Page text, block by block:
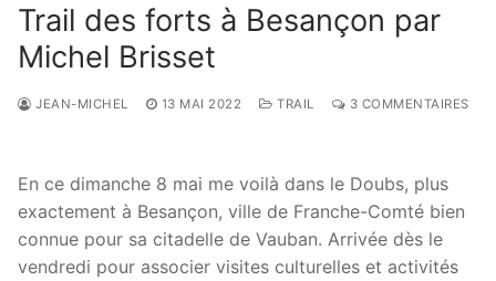
Trail des forts à Besançon par
Michel Brisset
JEAN-MICHEL 13 MAI 2022 TRAIL 3 COMMENTAIRES
En ce dimanche 8 mai me voilà dans le Doubs, plus
exactement à Besançon, ville de Franche-Comté bien
connue pour sa citadelle de Vauban. Arrivée dès le
vendredi pour associer visites culturelles et activités